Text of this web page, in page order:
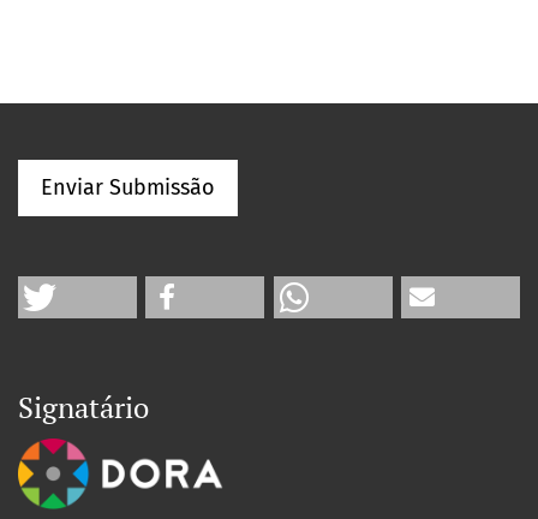
Enviar Submissão
Signatário